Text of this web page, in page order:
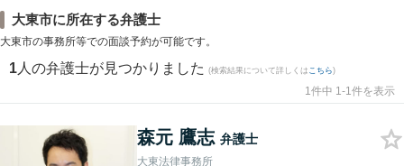
大東市に所在する弁護士
大東市の事務所等での面談予約が可能です。
1 人の弁護士が見つかりました (検索結果について詳しくは こちら)
1件中 1-1件を表示
森元 鷹志 弁護士
大東法律事務所